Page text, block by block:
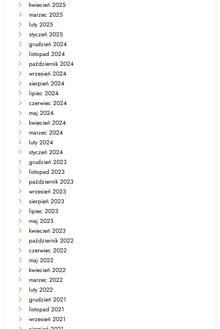
kwiecień 2025
marzec 2025
luty 2025
styczeń 2025
grudzień 2024
listopad 2024
październik 2024
wrzesień 2024
sierpień 2024
lipiec 2024
czerwiec 2024
maj 2024
kwiecień 2024
marzec 2024
luty 2024
styczeń 2024
grudzień 2023
listopad 2023
październik 2023
wrzesień 2023
sierpień 2023
lipiec 2023
maj 2023
kwiecień 2023
październik 2022
czerwiec 2022
maj 2022
kwiecień 2022
marzec 2022
luty 2022
grudzień 2021
listopad 2021
wrzesień 2021